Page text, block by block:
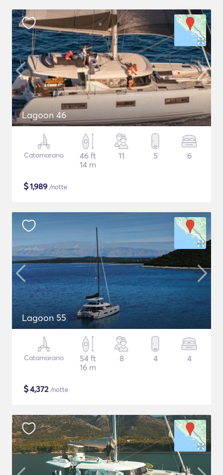
Lagoon 46
Catamarano
46 ft
14 m
11 5 6
$1,989 /notte
Lagoon 55
Catamarano
54 ft
16 m
8 4 4
$4,372/notte